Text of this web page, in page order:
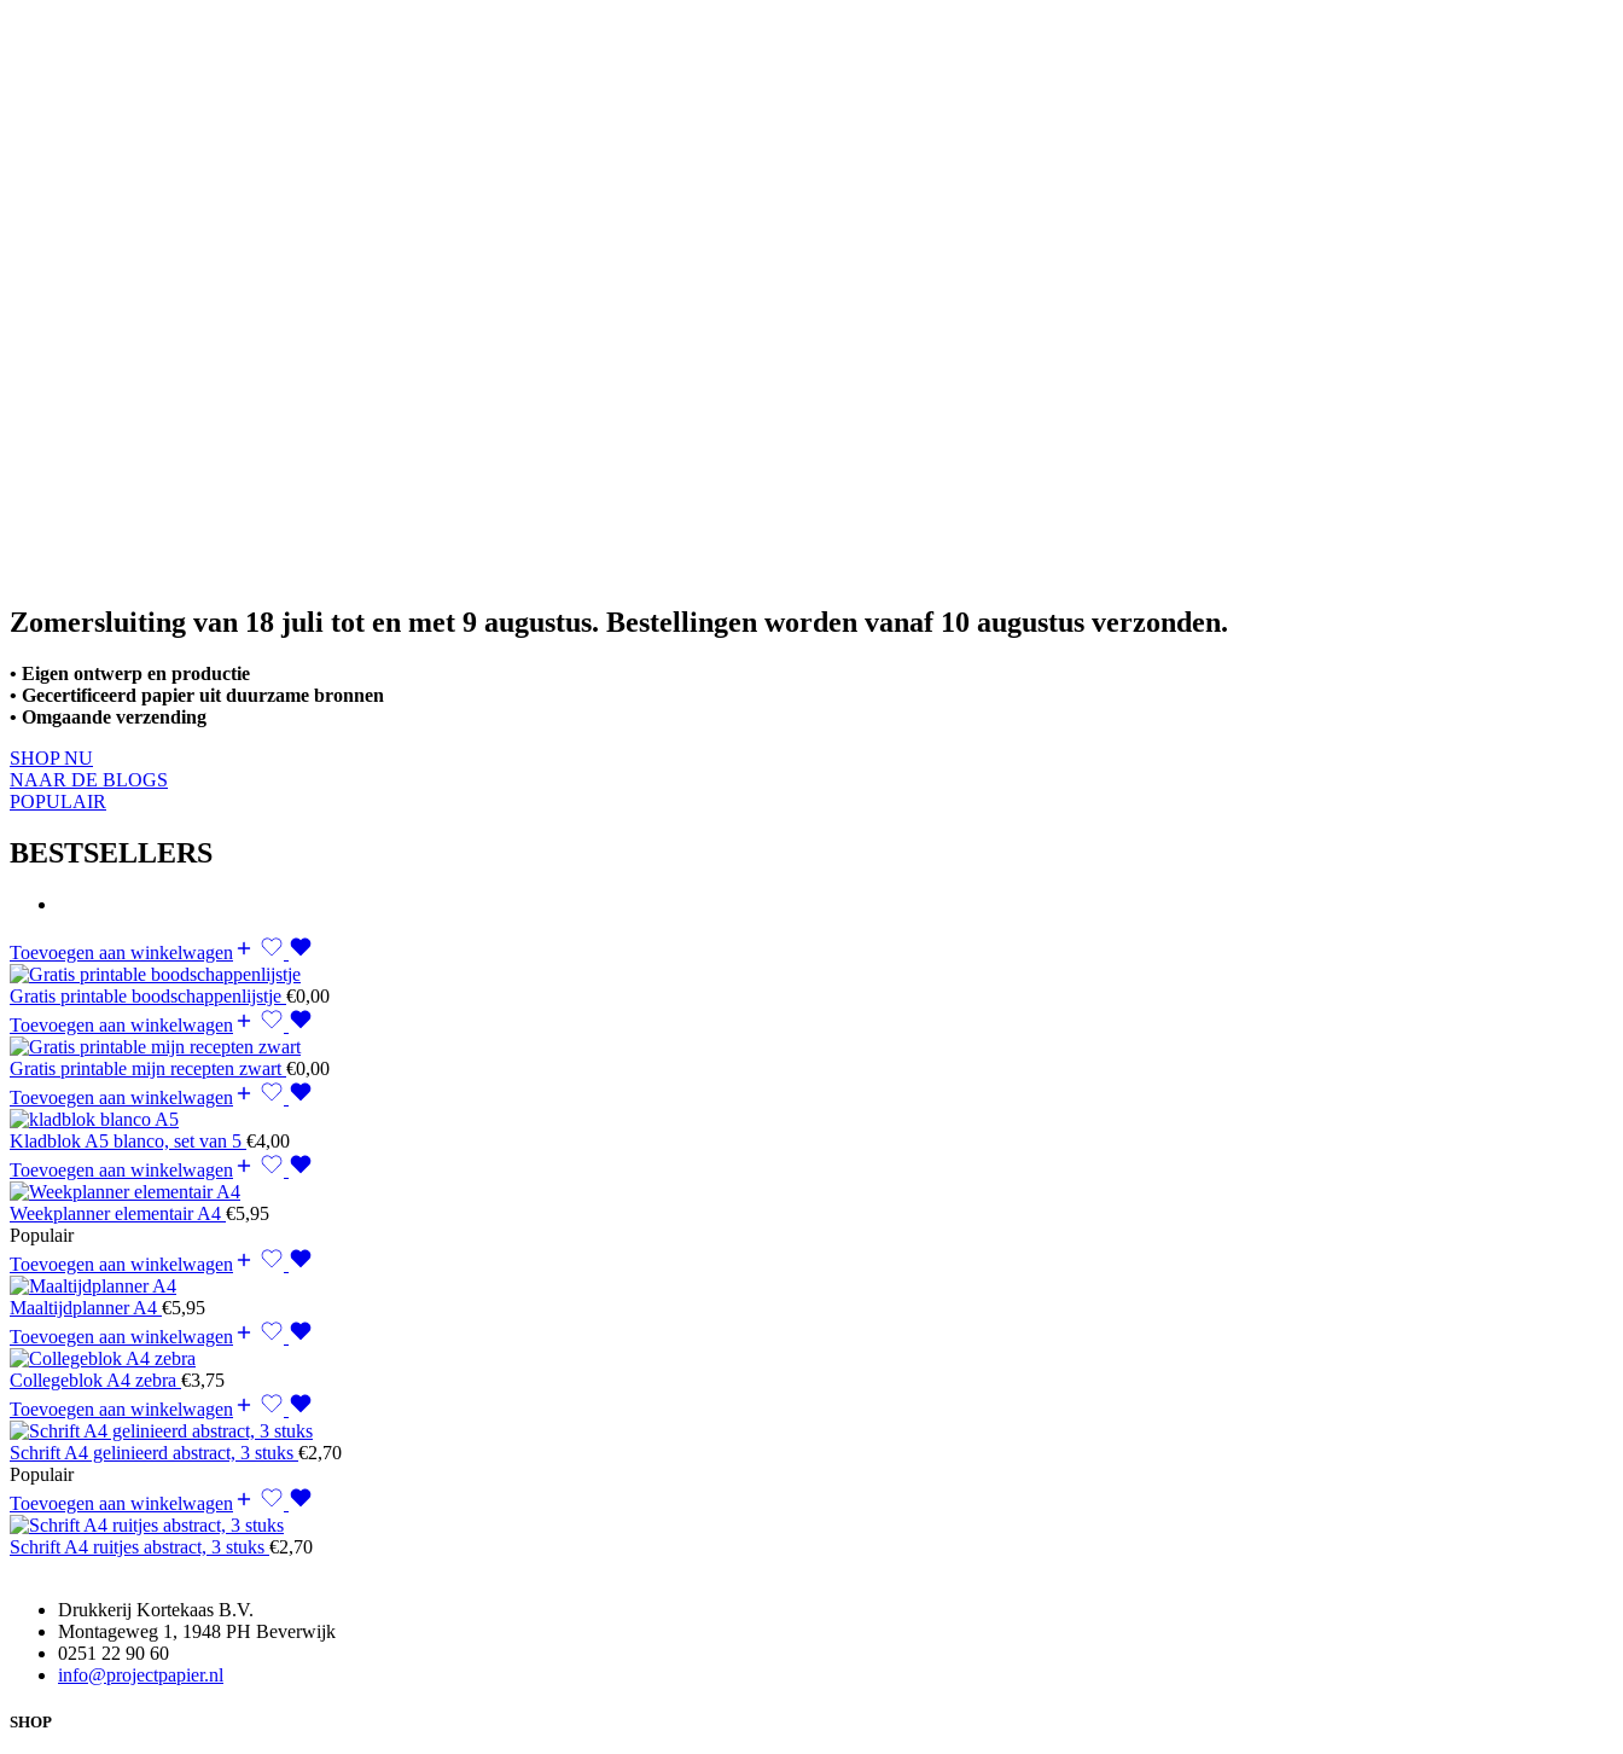
Zomersluiting van 18 juli tot en met 9 augustus. Bestellingen worden vanaf 10 augustus verzonden.
• Eigen ontwerp en productie
• Gecertificeerd papier uit duurzame bronnen
• Omgaande verzending
SHOP NU
NAAR DE BLOGS
POPULAIR
BESTSELLERS
Toevoegen aan winkelwagen
Gratis printable boodschappenlijstje €0,00
Toevoegen aan winkelwagen
Gratis printable mijn recepten zwart €0,00
Toevoegen aan winkelwagen
Kladblok A5 blanco, set van 5 €4,00
Toevoegen aan winkelwagen
Weekplanner elementair A4 €5,95
Populair
Toevoegen aan winkelwagen
Maaltijdplanner A4 €5,95
Toevoegen aan winkelwagen
Collegeblok A4 zebra €3,75
Toevoegen aan winkelwagen
Schrift A4 gelinieerd abstract, 3 stuks €2,70
Populair
Toevoegen aan winkelwagen
Schrift A4 ruitjes abstract, 3 stuks €2,70
Drukkerij Kortekaas B.V.
Montageweg 1, 1948 PH Beverwijk
0251 22 90 60
info@projectpapier.nl
SHOP